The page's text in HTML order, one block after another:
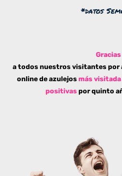
*datos
Gracias
a todos nuestros visitantes por
online de azulejos más visitada
positivaspor quinto